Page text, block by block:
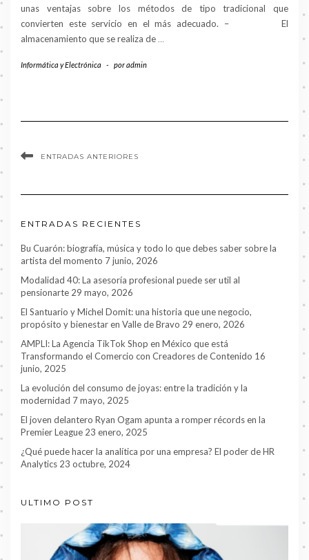
unas ventajas sobre los métodos de tipo tradicional que
convierten este servicio en el más adecuado. – El
almacenamiento que se realiza de …
Informática y Electrónica - poradmin
ENTRADAS ANTERIORES
ENTRADAS RECIENTES
Bu Cuarón: biografía, música y todo lo que debes saber sobre la
artista del momento 7 junio, 2026
Modalidad 40: La asesoría profesional puede ser util al
pensionarte 29 mayo, 2026
El Santuario y Michel Domit: una historia que une negocio,
propósito y bienestar en Valle de Bravo 29 enero, 2026
AMPLI: La Agencia TikTok Shop en México que está
Transformando el Comercio con Creadores de Contenido 16
junio, 2025
La evolución del consumo de joyas: entre la tradición y la
modernidad 7 mayo, 2025
El joven delantero Ryan Ogam apunta a romper récords en la
Premier League 23 enero, 2025
¿Qué puede hacer la analítica por una empresa? El poder de HR
Analytics 23 octubre, 2024
ULTIMO POST